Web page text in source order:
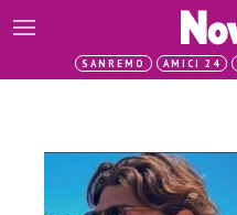
SANREMO AMICI 24